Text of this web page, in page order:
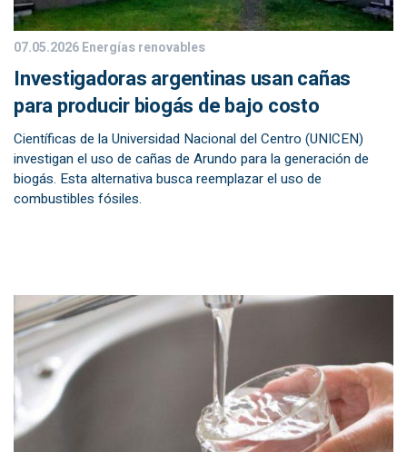
07.05.2026Energías renovables
Investigadoras argentinas usan cañas
para producir biogás de bajo costo
Científicas de la Universidad Nacional del Centro (UNICEN)
investigan el uso de cañas de Arundo para la generación de
biogás. Esta alternativa busca reemplazar el uso de
combustibles fósiles.